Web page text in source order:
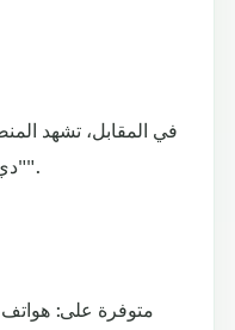
في المقابل، تشهد
"دي جي خالد"، و"بيونسيه"، و"البيتلز".
متوفرة على: